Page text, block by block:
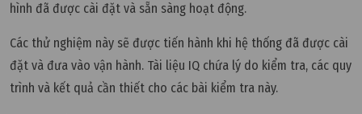
hình đã được cài đặt và sẵn sàng hoạt động.
Các thử nghiệm này sẽ được tiến hành khi hệ thống đã được cài
đặt và đưa vào vận hành. Tài liệu IQ chứa lý do kiểm tra, các quy
trình và kết quả cần thiết cho các bài kiểm tra này.